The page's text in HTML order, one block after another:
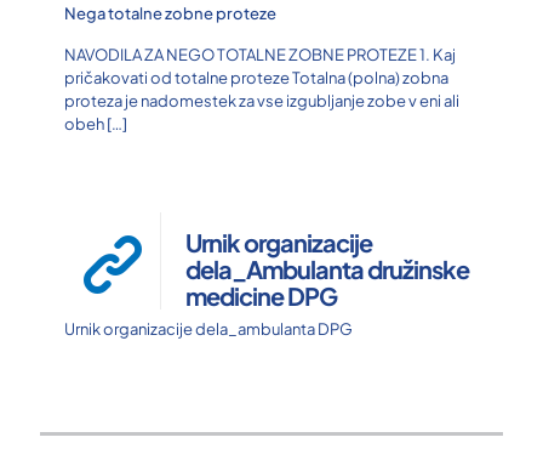
Nega totalne zobne proteze
NAVODILA ZA NEGO TOTALNE ZOBNE PROTEZE 1. Kaj
pričakovati od totalne proteze Totalna (polna) zobna
proteza je nadomestek za vse izgubljanje zobe v eni ali
obeh[…]
Urnik organizacije
dela_Ambulanta družinske
medicine DPG
Urnik organizacije dela_ambulanta DPG